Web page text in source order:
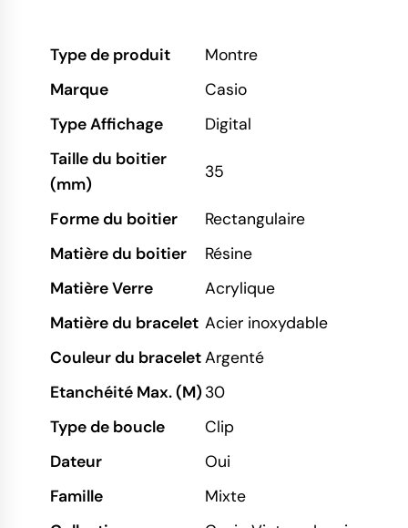
Type de produit
Montre
Marque
Casio
Type Affichage
Digital
Taille du boitier
(mm)
35
Forme du boitier
Rectangulaire
Matière du boitier
Résine
Matière Verre
Acrylique
Matière du bracelet Acier inoxydable
Couleur du braceletArgenté
Etanchéité Max. (M)30
Type de boucle
Clip
Dateur
Oui
Famille
Mixte